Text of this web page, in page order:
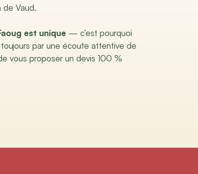
Vaud.
est unique — c’est pourquoi
par une écoute attentive de
vous proposer un devis 100 %